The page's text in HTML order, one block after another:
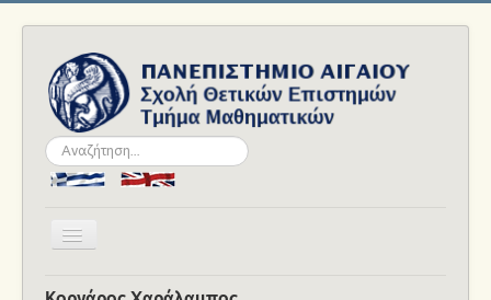
Αναζήτηση...
Εναλλαγή
Αρχική